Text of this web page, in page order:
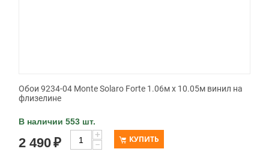
Обои 9234-04 Monte Solaro Forte 1.06м x 10.05м винил на
флизелине
В наличии 553 шт.
2 490₽
+
−
КУПИТЬ